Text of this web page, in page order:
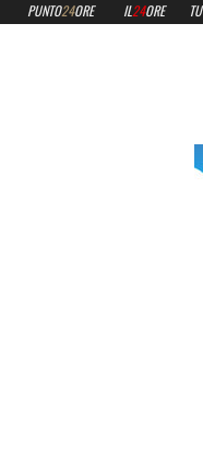
PUNTO24ORE IL24ORE